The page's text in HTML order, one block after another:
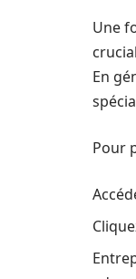
Une
En
Pour